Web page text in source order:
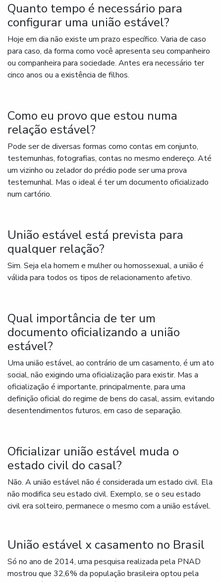
Quanto tempo é necessário para
configurar uma união estável?
Hoje em dia não existe um prazo específico. Varia de caso
para caso, da forma como você apresenta seu companheiro
ou companheira para sociedade. Antes era necessário ter
cinco anos ou a existência de filhos.
Como eu provo que estou numa
relação estável?
Pode ser de diversas formas como contas em conjunto,
testemunhas, fotografias, contas no mesmo endereço. Até
um vizinho ou zelador do prédio pode ser uma prova
testemunhal. Mas o ideal é ter um documento oficializado
num cartório.
União estável está prevista para
qualquer relação?
Sim. Seja ela homem e mulher ou homossexual, a união é
válida para todos os tipos de relacionamento afetivo.
Qual importância de ter um
documento oficializando a união
estável?
Uma união estável, ao contrário de um casamento, é um ato
social, não exigindo uma oficialização para existir. Mas a
oficialização é importante, principalmente, para uma
definição oficial do regime de bens do casal, assim, evitando
desentendimentos futuros, em caso de separação.
Oficializar união estável muda o
estado civil do casal?
Não. A união estável não é considerada um estado civil. Ela
não modifica seu estado civil. Exemplo, se o seu estado
civil era solteiro, permanece o mesmo com a união estável.
União estável x casamento no Brasil
Só no ano de 2014, uma pesquisa realizada pela PNAD
mostrou que 32,6% da população brasileira optou pela